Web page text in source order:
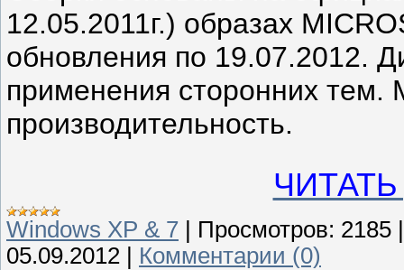
12.05.2011г.) образах
обновления по 19.07.2012.
применения сторонних
производительность.
Windows XP & 7 Просмотров: 2185
05.09.2012
Комментарии (0)